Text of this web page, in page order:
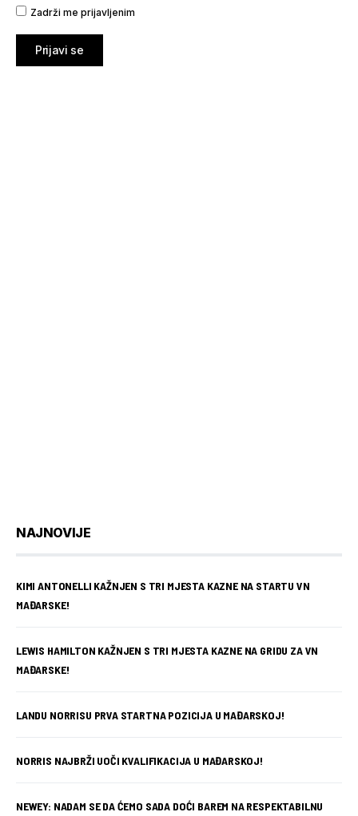
Zadrži me prijavljenim
Prijavi se
NAJNOVIJE
KIMI ANTONELLI KAŽNJEN S TRI MJESTA KAZNE NA STARTU VN
MAĐARSKE!
LEWIS HAMILTON KAŽNJEN S TRI MJESTA KAZNE NA GRIDU ZA VN
MAĐARSKE!
LANDU NORRISU PRVA STARTNA POZICIJA U MAĐARSKOJ!
NORRIS NAJBRŽI UOČI KVALIFIKACIJA U MAĐARSKOJ!
NEWEY: NADAM SE DA ĆEMO SADA DOĆI BAREM NA RESPEKTABILNU